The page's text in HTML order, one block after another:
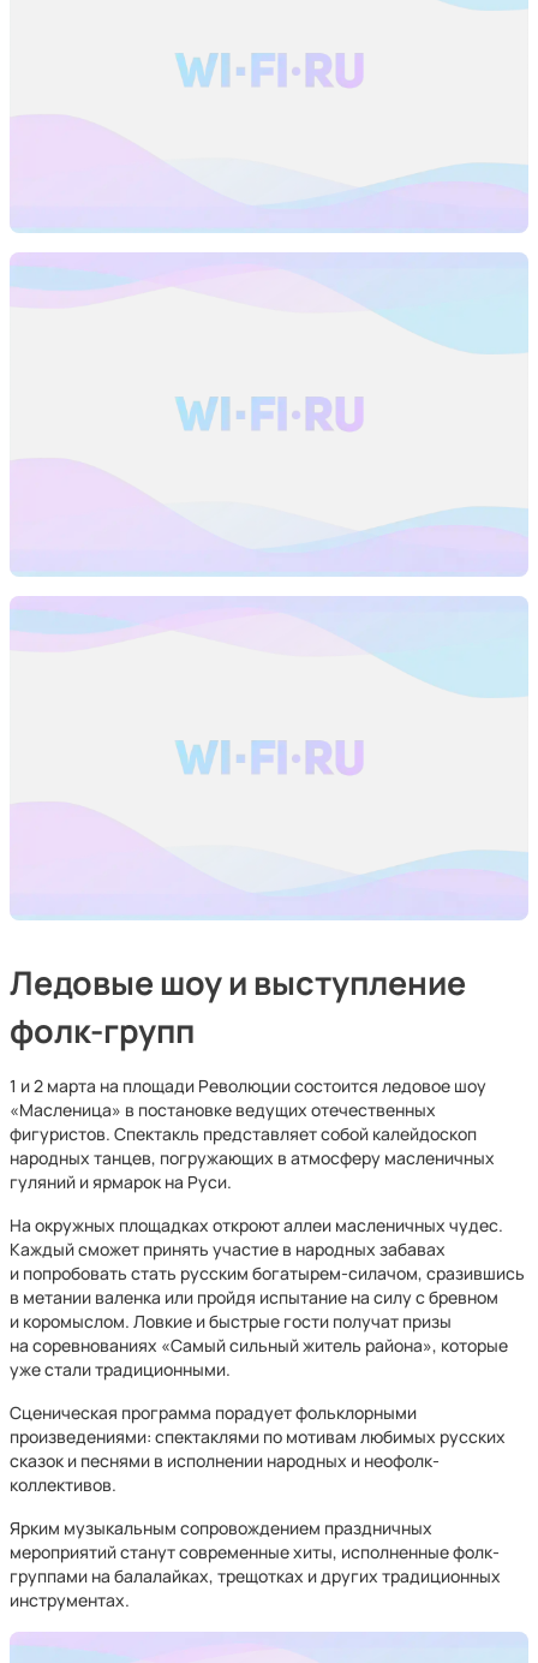
Ледовые шоу и выступление
фолк-групп
1 и 2 марта на площади Революции состоится ледовое шоу
«Масленица» в постановке ведущих отечественных
фигуристов. Спектакль представляет собой калейдоскоп
народных танцев, погружающих в атмосферу масленичных
гуляний и ярмарок на Руси.
На окружных площадках откроют аллеи масленичных чудес.
Каждый сможет принять участие в народных забавах
и попробовать стать русским богатырем-силачом, сразившись
в метании валенка или пройдя испытание на силу с бревном
и коромыслом. Ловкие и быстрые гости получат призы
на соревнованиях «Самый сильный житель района», которые
уже стали традиционными.
Сценическая программа порадует фольклорными
произведениями: спектаклями по мотивам любимых русских
сказок и песнями в исполнении народных и неофолк-
коллективов.
Ярким музыкальным сопровождением праздничных
мероприятий станут современные хиты, исполненные фолк-
группами на балалайках, трещотках и других традиционных
инструментах.